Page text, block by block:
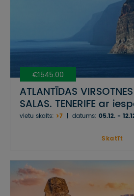
€1545.00
ATLANTĪDAS
SALAS. TENERIFE ar
Grankanāriju
vietu skaits: >7 datums: 05.12. -
Skatīt